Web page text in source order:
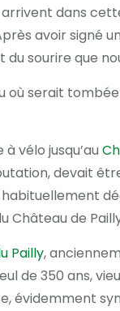
dans
avoir signé
sourire que
où serait
vélo jusqu’au
devait
Château de
Pailly,
de 350 ans,
évidemment